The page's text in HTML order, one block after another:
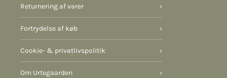
Returnering af varer ›
Fortrydelse af køb ›
Cookie- & privatlivspolitik ›
Om Urtegaarden ›